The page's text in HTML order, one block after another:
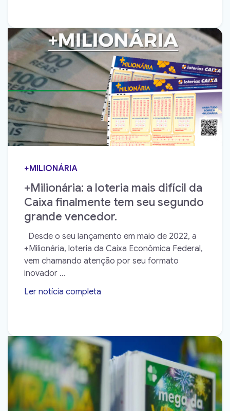
+MILIONÁRIA
+Milionária: a loteria mais difícil da
Caixa finalmente tem seu segundo
grande vencedor.
Desde o seu lançamento em maio de 2022, a
+Milionária, loteria da Caixa Econômica Federal,
vem chamando atenção por seu formato
inovador ...
Ler notícia completa